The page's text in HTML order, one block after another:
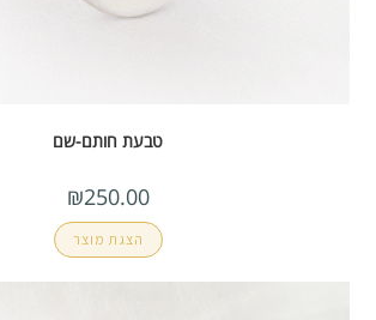
טבעת חותם-שם
₪250.00
הצגת מוצר